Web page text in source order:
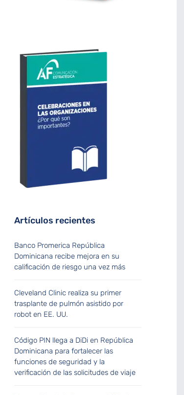
Artículos recientes
Banco Promerica República
Dominicana recibe mejora en su
calificación de riesgo una vez más
Cleveland Clinic realiza su primer
trasplante de pulmón asistido por
robot en EE. UU.
Código PIN llega a DiDi en República
Dominicana para fortalecer las
funciones de seguridad y la
verificación de las solicitudes de viaje